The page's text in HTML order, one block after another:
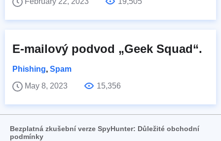
E-mailový podvod „Geek Squad“.
Phishing, Spam
May 8, 2023
15,356
Bezplatná zkušební verze SpyHunter: Důležité obchodní
podmínky